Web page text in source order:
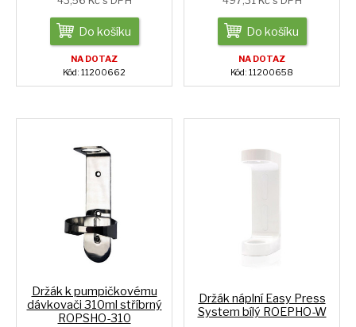
Do košíku
NA DOTAZ
Kód: 11200662
Do košíku
NA DOTAZ
Kód: 11200658
Držák k pumpičkovému
dávkovači 310ml stříbrný
ROPSHO-310
Držák náplní Easy Press
System bílý ROEPHO-W